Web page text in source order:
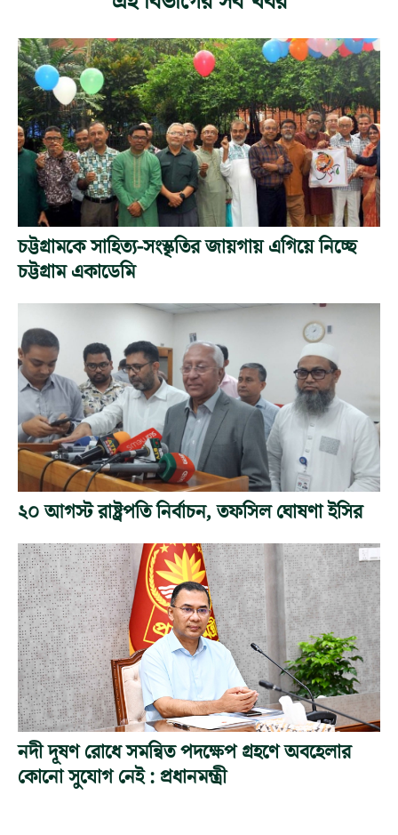
চট্টগ্রামকে সাহিত্য-সংস্কৃতির জায়গায় এগিয়ে নিচ্ছে
চট্টগ্রাম একাডেমি
২০ আগস্ট রাষ্ট্রপতি নির্বাচন, তফসিল ঘোষণা ইসির
নদী দূষণ রোধে সমন্বিত পদক্ষেপ গ্রহণে অবহেলার
কোনো সুযোগ নেই : প্রধানমন্ত্রী